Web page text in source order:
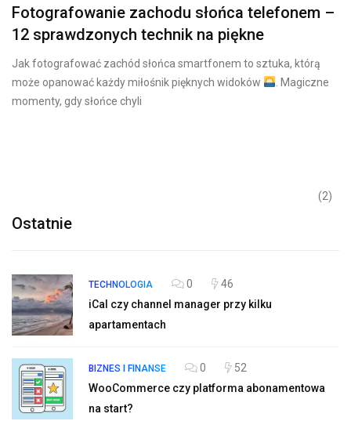
Fotografowanie zachodu słońca telefonem –
12 sprawdzonych technik na piękne
Jak fotografować zachód słońca smartfonem to sztuka, którą
może opanować każdy miłośnik pięknych widoków
. Magiczne
momenty, gdy słońce chyli
Ostatnie
TECHNOLOGIA 0
46
iCal czy channel manager przy kilku
apartamentach
BIZNES I FINANSE 0
52
WooCommerce czy platforma abonamentowa
na start?
(2)